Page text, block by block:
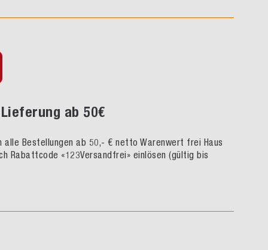
ab 50€
alle Bestellungen ab 50,- € netto Warenwert frei Haus
Rabattcode «123Versandfrei» einlösen (gültig bis